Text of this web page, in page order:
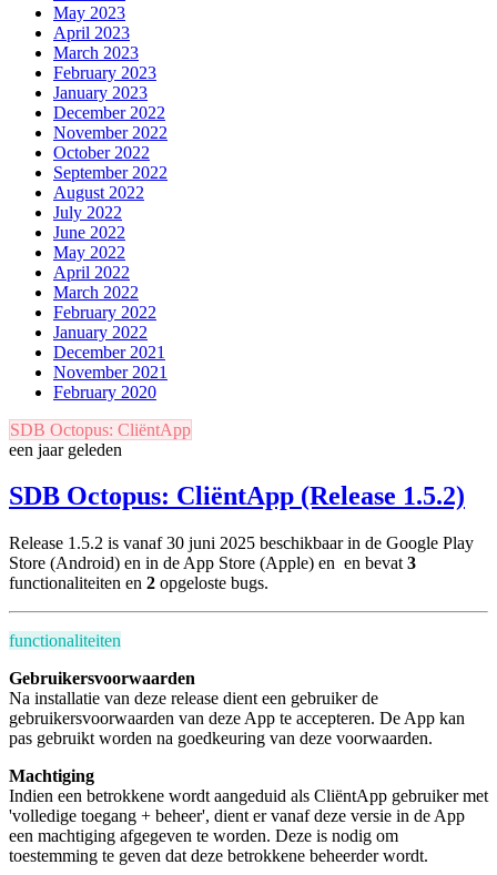
May 2023
April 2023
March 2023
February 2023
January 2023
December 2022
November 2022
October 2022
September 2022
August 2022
July 2022
June 2022
May 2022
April 2022
March 2022
February 2022
January 2022
December 2021
November 2021
February 2020
SDB Octopus: CliëntApp
een jaar geleden
SDB Octopus: CliëntApp (Release 1.5.2)
Release 1.5.2 is vanaf 30 juni 2025 beschikbaar in de Google Play
Store (Android) en in de App Store (Apple) en en bevat 3
functionaliteiten en 2 opgeloste bugs.
functionaliteiten
Gebruikersvoorwaarden
Na installatie van deze release dient een gebruiker de
gebruikersvoorwaarden van deze App te accepteren. De App kan
pas gebruikt worden na goedkeuring van deze voorwaarden.
Machtiging
Indien een betrokkene wordt aangeduid als CliëntApp gebruiker met
'volledige toegang + beheer', dient er vanaf deze versie in de App
een machtiging afgegeven te worden. Deze is nodig om
toestemming te geven dat deze betrokkene beheerder wordt.